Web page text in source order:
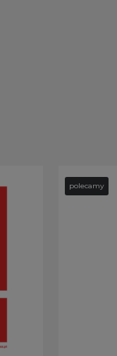
polecamy